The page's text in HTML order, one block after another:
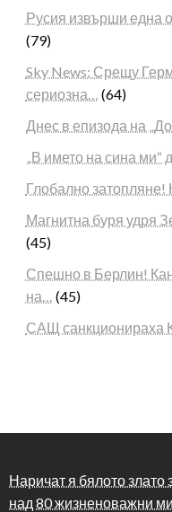
Русия извърши една
(79)
Sky News: Срещу
сериозна… (64)
Днес в епизода на
„В името на сина ми“
Глобално
Магнитна буря удря
(45)
Спешно в Берлин!
на… (45)
САЩ санкционираха
Наричат я бялото злато
над 80 жизненоважни